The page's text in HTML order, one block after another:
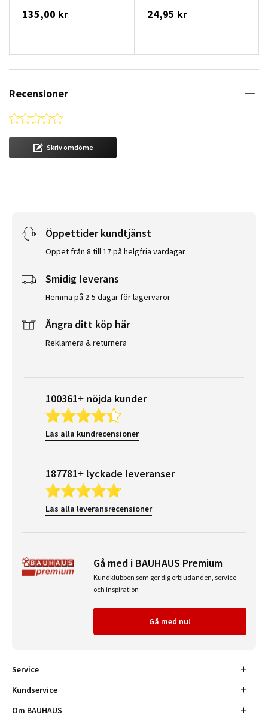
135,00 kr 24,95 kr
Recensioner
0.0 star rating
Skriv omdöme
Öppettider kundtjänst
Öppet från 8 till 17 på helgfria vardagar
Smidig leverans
Hemma på 2-5 dagar för lagervaror
Ångra ditt köp här
Reklamera & returnera
100361+ nöjda kunder
Läs alla kundrecensioner
187781+ lyckade leveranser
Läs alla leveransrecensioner
Gå med i BAUHAUS Premium
Kundklubben som ger dig erbjudanden, service
och inspiration
Gå med nu!
Service
Kundservice
Om BAUHAUS